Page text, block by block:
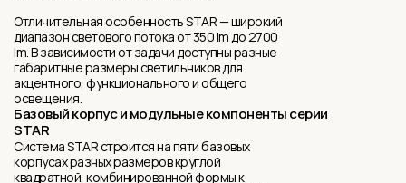
Отличительная особенность STAR — широкий
диапазон светового потока от 350 lm до 2700
lm. В зависимости от задачи доступны разные
габаритные размеры светильников для
акцентного, функционального и общего
освещения.
Базовый корпус и модульные компоненты серии
STAR
Система STAR строится на пяти базовых
корпусах разных размеров круглой
квадратной, комбинированной формы к